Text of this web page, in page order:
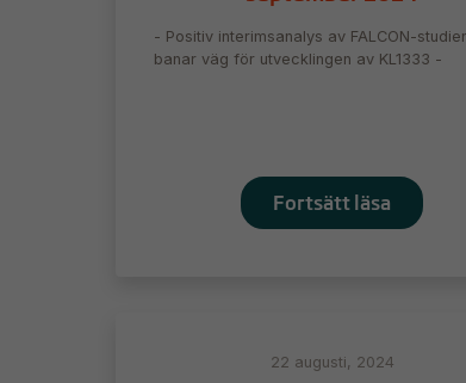
- Positiv interimsanalys av FALCON-
banar väg för utvecklingen av KL1333 -
Fortsätt läsa
22 augusti, 2024